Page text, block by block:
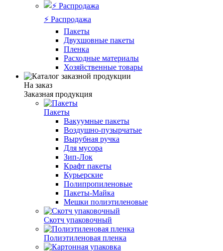
⚡️ Распродажа
Пакеты
Двухшовные пакеты
Пленка
Расходные материалы
Хозяйственные товары
На заказ
Заказная продукция
Пакеты
Вакуумные пакеты
Воздушно-пузырчатые
Вырубная ручка
Для мусора
Зип-Лок
Крафт пакеты
Курьерские
Полипропиленовые
Пакеты-Майка
Мешки полиэтиленовые
Скотч упаковочный
Полиэтиленовая пленка